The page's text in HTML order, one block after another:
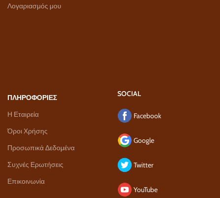
Λογαριασμός μου
ΠΛΗΡΟΦΟΡΙΕΣ
Η Εταιρεία
Όροι Χρήσης
Προσωπικά Δεδομένα
Συχνές Ερωτήσεις
Επικοινωνία
SOCIAL
Facebook
Google
Twitter
YouTube